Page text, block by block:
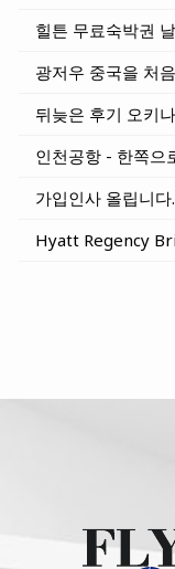
뒤늦은 후기 오키
가입인사 올립니다.
Hyatt Regency